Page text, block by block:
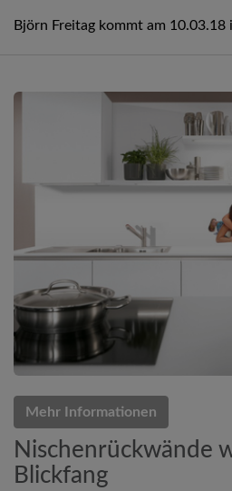
Björn Freitag kommt am 10.03.18
Mehr Informationen
Nischenrückwände
Blickfang